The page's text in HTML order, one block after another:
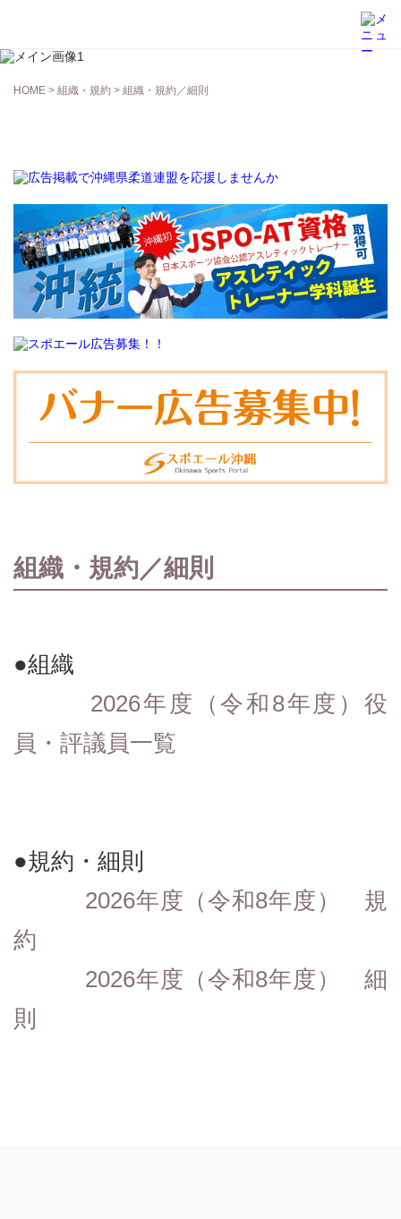
HOME > 組織・規約 > 組織・規約／細則
組織・規約／細則
●組織
2026年度（令和8年度）役
員・評議員一覧
●規約・細則
2026年度（令和8年度） 規
約
2026年度（令和8年度） 細
則